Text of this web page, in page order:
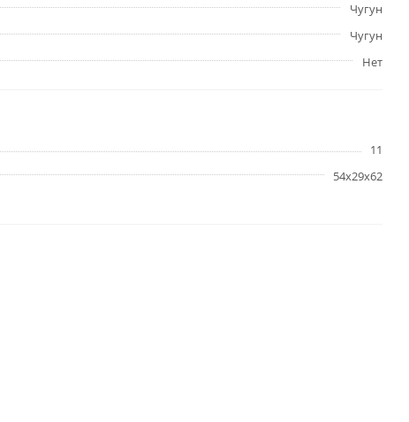
Чугун
Чугун
Нет
11
54х29х62